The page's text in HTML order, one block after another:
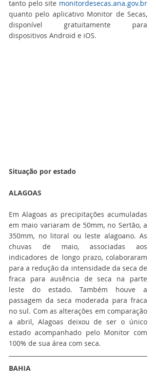
tanto pelo site monitordesecas.ana.gov.br
quanto pelo aplicativo Monitor de Secas,
disponível gratuitamente para
dispositivos Android e iOS.
Situação por estado
ALAGOAS
Em Alagoas as precipitações acumuladas
em maio variaram de 50mm, no Sertão, a
350mm, no litoral ou leste alagoano. As
chuvas de maio, associadas aos
indicadores de longo prazo, colaboraram
para a redução da intensidade da seca de
fraca para ausência de seca na parte
leste do estado. Também houve a
passagem da seca moderada para fraca
no sul. Com as alterações em comparação
a abril, Alagoas deixou de ser o único
estado acompanhado pelo Monitor com
100% de sua área com seca.
BAHIA